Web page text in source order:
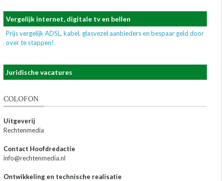
Vergelijk internet, digitale tv en bellen
Prijs vergelijk ADSL, kabel, glasvezel aanbieders en bespaar geld door
over te stappen!
Juridische vacatures
COLOFON
Uitgeverij
Rechtenmedia
Contact Hoofdredactie
info@rechtenmedia.nl
Ontwikkeling en technische realisatie